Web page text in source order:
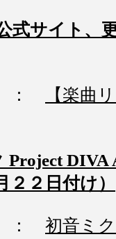
式サイト、
：
【楽曲
Project DIVA
２２日付け）
： 初音ミ